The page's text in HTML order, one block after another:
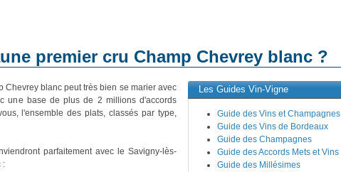
premier cru Champ Chevrey blanc ?
Chevrey blanc peut très bien se marier avec
une base de plus de 2 millions d'accords
l'ensemble des plats, classés par type,
parfaitement avec le Savigny-lès-
:
Les Guides Vin-Vigne
Guide des Vins et Champagnes
Guide des Vins de Bordeaux
Guide des Champagnes
Guide des Accords Mets et Vins
Guide des Millésimes